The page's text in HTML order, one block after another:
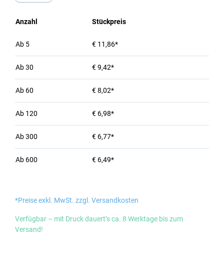
Anzahl Stückpreis
Ab 5 € 11,86*
Ab30 € 9,42*
Ab 60 € 8,02*
Ab 120 € 6,98*
Ab300 € 6,77*
Ab 600 € 6,49*
*Preise exkl. MwSt. zzgl. Versandkosten
Verfügbar – mit Druck dauert’s ca. 8 Werktage bis zum
Versand!